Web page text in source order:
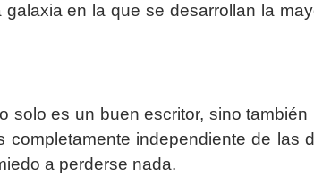
galaxia en la que se desarrollan la
solo es un buen escritor, sino también
completamente independiente de las
a perderse nada.